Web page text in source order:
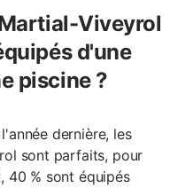
Viveyrol
d'une
piscine ?
dernière, les
sont parfaits, pour
40 % sont équipés